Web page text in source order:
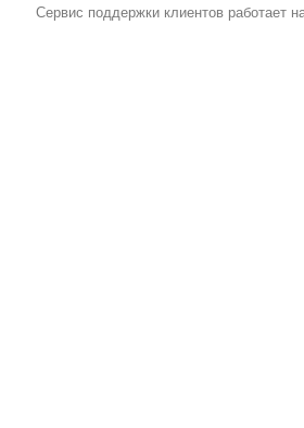
Сервис поддержки клиентов работает